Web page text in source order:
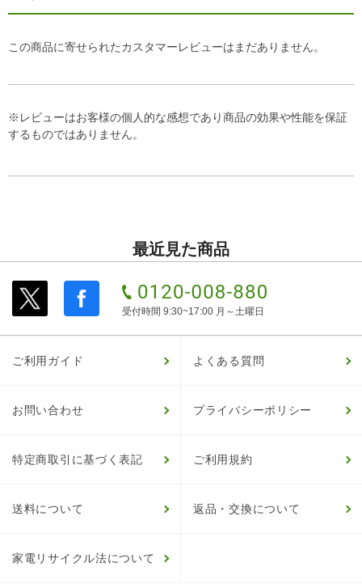
この商品に寄せられたカスタマーレビューはまだありません。
※レビューはお客様の個人的な感想であり商品の効果や性能を保証
するものではありません。
最近見た商品
受付時間 9:30~17:00 月～土曜日
ご利用ガイド よくある質問
お問い合わせ プライバシーポリシー
特定商取引に基づく表記 ご利用規約
送料について 返品・交換について
家電リサイクル法について